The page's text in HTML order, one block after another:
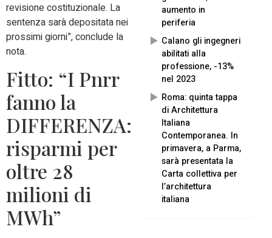
aumento in
periferia
Calano gli ingegneri
abilitati alla
professione, -13%
nel 2023
Roma: quinta tappa
di Architettura
Italiana
Contemporanea. In
primavera, a Parma,
sarà presentata la
Carta collettiva per
l’architettura
italiana
revisione costituzionale. La
sentenza sarà depositata nei
prossimi giorni”, conclude la
nota.
Fitto: “I Pnrr
fanno la
DIFFERENZA:
risparmi per
oltre 28
milioni di
MWh”